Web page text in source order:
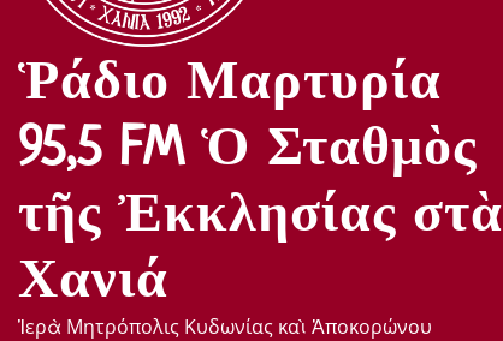
Ῥάδιο Μαρτυρία
95,5 FM Ὁ Σταθμὸς
τῆς Ἐκκλησίας στὰ
Χανιά
Ἱερὰ Μητρόπολις Κυδωνίας καὶ Ἀποκορώνου